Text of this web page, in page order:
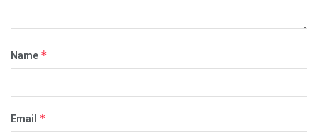
Name *
Email *